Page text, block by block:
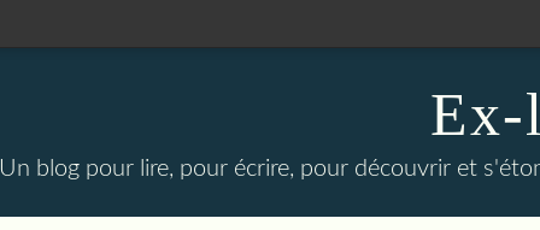
Un blog pour lire, pour écrire, pour découvrir et